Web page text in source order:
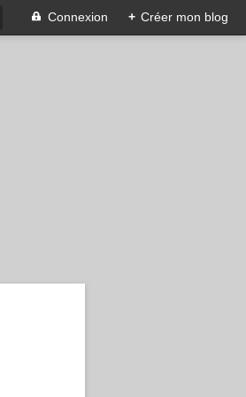
Connexion + Créer mon blog